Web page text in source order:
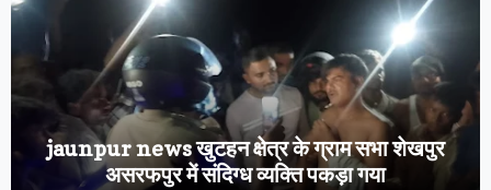
jaunpur news खुटहन क्षेत्र के ग्राम सभा शेखपुर
असरफपुर में संदिग्ध व्यक्ति पकड़ा गया